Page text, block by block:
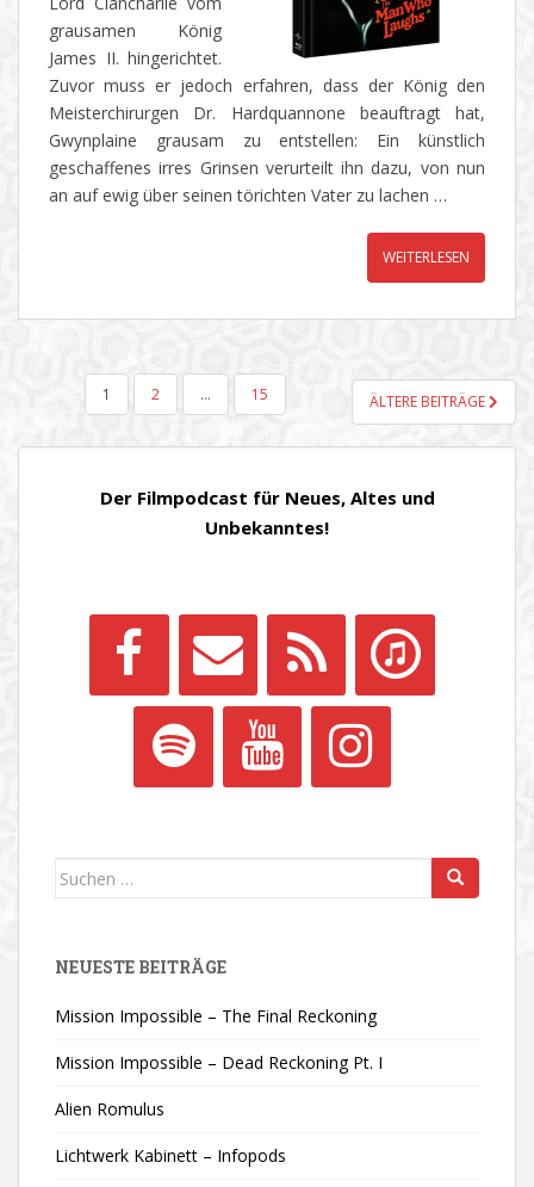
grausamen König
James II. hingerichtet.
Zuvor muss er jedoch erfahren, dass der König den
Meisterchirurgen Dr. Hardquannone beauftragt hat,
Gwynplaine grausam zu entstellen: Ein künstlich
geschaffenes irres Grinsen verurteilt ihn dazu, von nun
an auf ewig über seinen törichten Vater zu lachen …
WEITERLESEN
SEITENNUMMERIERUNG
BEITRÄGE
1 2 … 15 ÄLTERE BEITRÄGE
Der Filmpodcast für Neues, Altes und
Unbekanntes!
Suchen
NEUESTE BEITRÄGE
Mission Impossible – The Final Reckoning
Mission Impossible – Dead Reckoning Pt. I
Alien Romulus
Lichtwerk Kabinett – Infopods